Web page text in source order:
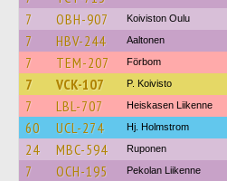
7 OBH-907 Koiviston Oulu
7 HBV-244 Aaltonen
7 TEM-207 Förbom
7 VCK-107 P. Koivisto
7 LBL-707 Heiskasen Liikenne
60 UCL-274 Hj. Holmstrom
24 MBC-594 Ruponen
7 OCH-195 Pekolan Liikenne